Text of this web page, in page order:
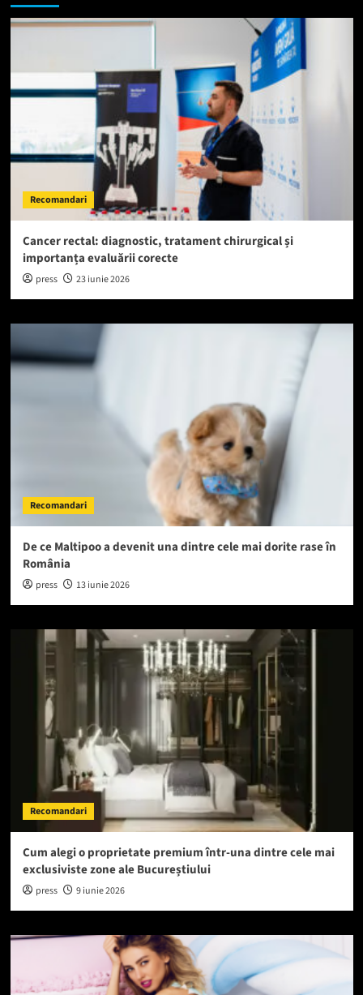
Recomandari
Cancer rectal: diagnostic, tratament chirurgical și
importanța evaluării corecte
press 23 iunie 2026
Recomandari
De ce Maltipoo a devenit una dintre cele mai dorite rase în
România
press 13 iunie 2026
Recomandari
Cum alegi o proprietate premium într-una dintre cele mai
exclusiviste zone ale Bucureștiului
press 9 iunie 2026